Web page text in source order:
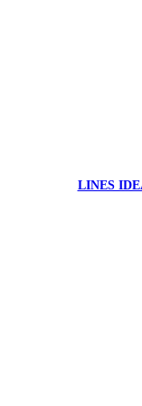
LINES